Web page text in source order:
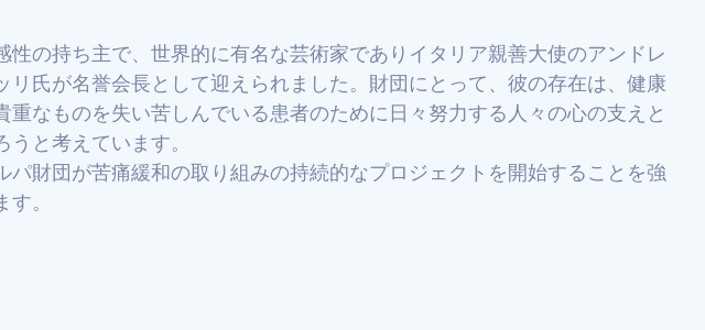
性の持ち主で、世界的に有名な芸術家でありイタリア親善大使のアンドレ
リ氏が名誉会長として迎えられました。財団にとって、彼の存在は、健康
重なものを失い苦しんでいる患者のために日々努力する人々の心の支えと
うと考えています。
パ財団が苦痛緩和の取り組みの持続的なプロジェクトを開始することを強
。